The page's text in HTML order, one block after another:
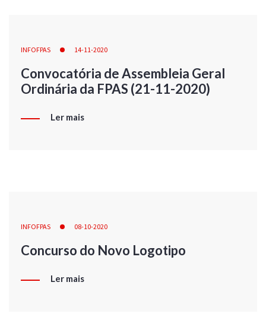
INFOFPAS 14-11-2020
Convocatória de Assembleia Geral
Ordinária da FPAS (21-11-2020)
Ler mais
INFOFPAS 08-10-2020
Concurso do Novo Logotipo
Ler mais